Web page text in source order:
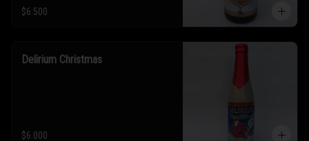
$6.500
Delirium Christmas
$6.000